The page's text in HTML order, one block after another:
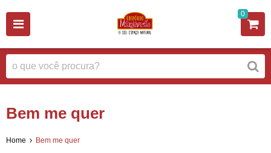
0
Bem me quer
Home Bem me quer